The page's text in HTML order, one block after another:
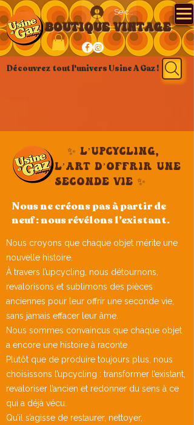
Se connecter
BOUTIQUE VINTAGE
Découvrez tout l'univers Usine A Gaz !
✨ L’upcycling,
l’art d’offrir une
seconde vie ✨
Nous ne créons pas à partir de
neuf : nous révélons l’existant.
Nous croyons que chaque objet mérite une
nouvelle histoire.
À travers l’upcycling, nous détournons,
revalorisons et sublimons des pièces
anciennes pour leur offrir une seconde vie,
sans jamais effacer leur âme.
Nous sommes convaincus que chaque objet
a encore une histoire à raconte
Plutôt que de produire toujours plus, nous
choisissons l’upcycling : transformer l’existant,
revaloriser l’ancien et redonner du sens à ce
qui a déjà vécu.
Qu’il s’agisse de restaurer, nettoyer,